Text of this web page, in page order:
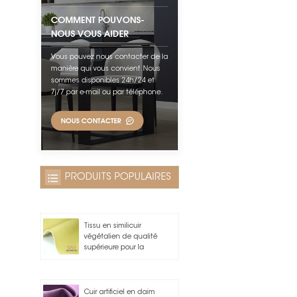
COMMENT POUVONS-
NOUS VOUS AIDER
Vous pouvez nous contacter de la
manière qui vous convient. Nous
sommes disponibles 24h/24 et
7j/7 par e-mail ou par téléphone.
NOUS CONTACTER
PRODUITS POPULAIRES
Tissu en similicuir
végétalien de qualité
supérieure pour la
Cuir artificiel en daim